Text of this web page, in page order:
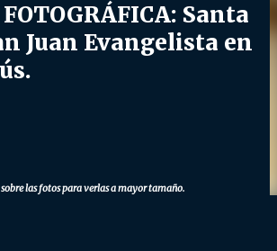
Santa
Juan Evangelista en
las fotos para verlas a mayor tamaño.